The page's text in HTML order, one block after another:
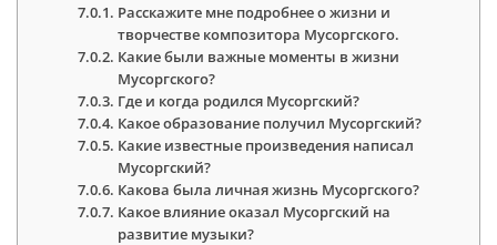
Расскажите мне подробнее о жизни и
творчестве композитора Мусоргского.
Какие были важные моменты в жизни
Мусоргского?
Где и когда родился Мусоргский?
Какое образование получил Мусоргский?
Какие известные произведения написал
Мусоргский?
Какова была личная жизнь Мусоргского?
Какое влияние оказал Мусоргский на
развитие музыки?